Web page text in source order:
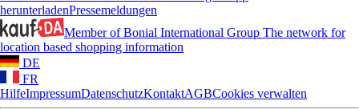
herunterladenPressemeldungen
Member of Bonial International Group The network for
location based shopping information
DE
FR
HilfeImpressumDatenschutzKontaktAGBCookies verwalten